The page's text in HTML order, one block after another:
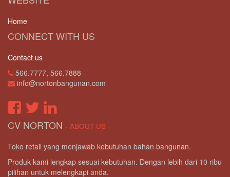
Home
CONNECT WITH US
Contact us
566.7777, 566.7888
info@nortonbangunan.com
CV NORTON - ABOUT US
Toko retail yang menjawab kebutuhan bahan bangunan.
Produk kami lengkap sesuai kebutuhan. Dengan lebih dari 10 ribu
pilihan untuk melengkapi anda.